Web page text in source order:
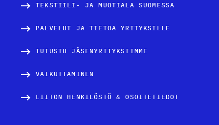
TEKSTIILI- JA MUOTIALA SUOMESSA
PALVELUT JA TIETOA YRITYKSILLE
TUTUSTU JÄSENYRITYKSIIMME
VAIKUTTAMINEN
LIITON HENKILÖSTÖ & OSOITETIEDOT